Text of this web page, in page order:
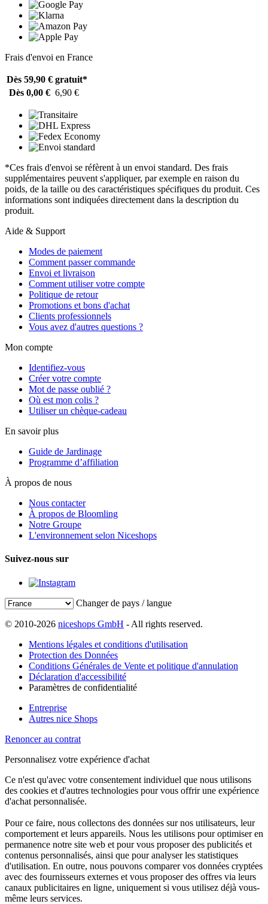
Frais d'envoi en France
Dès 59,90 € gratuit*
Dès 0,00 € 6,90 €
*Ces frais d'envoi se réfèrent à un envoi standard. Des frais
supplémentaires peuvent s'appliquer, par exemple en raison du
poids, de la taille ou des caractéristiques spécifiques du produit. Ces
informations sont indiquées directement dans la description du
produit.
Aide & Support
Modes de paiement
Comment passer commande
Envoi et livraison
Comment utiliser votre compte
Politique de retour
Promotions et bons d'achat
Clients professionnels
Vous avez d'autres questions ?
Mon compte
Identifiez-vous
Créer votre compte
Mot de passe oublié ?
Où est mon colis ?
Utiliser un chèque-cadeau
En savoir plus
Guide de Jardinage
Programme d’affiliation
À propos de nous
Nous contacter
À propos de Bloomling
Notre Groupe
L'environnement selon Niceshops
Suivez-nous sur
Changer de pays / langue
© 2010-2026 niceshops GmbH - All rights reserved.
Mentions légales et conditions d'utilisation
Protection des Données
Conditions Générales de Vente et politique d'annulation
Déclaration d'accessibilité
Paramètres de confidentialité
Entreprise
Autres nice Shops
Renoncer au contrat
Personnalisez votre expérience d'achat
Ce n'est qu'avec votre consentement individuel que nous utilisons
des cookies et d'autres technologies pour vous offrir une expérience
d'achat personnalisée.
Pour ce faire, nous collectons des données sur nos utilisateurs, leur
comportement et leurs appareils. Nous les utilisons pour optimiser en
permanence notre site web et pour vous proposer des publicités et
contenus personnalisés, ainsi que pour analyser les statistiques
d'utilisation. En outre, nous pouvons comparer vos données cryptées
avec des fournisseurs externes et vous proposer des offres via leurs
canaux publicitaires en ligne, uniquement si vous utilisez déjà vous-
même leurs services.